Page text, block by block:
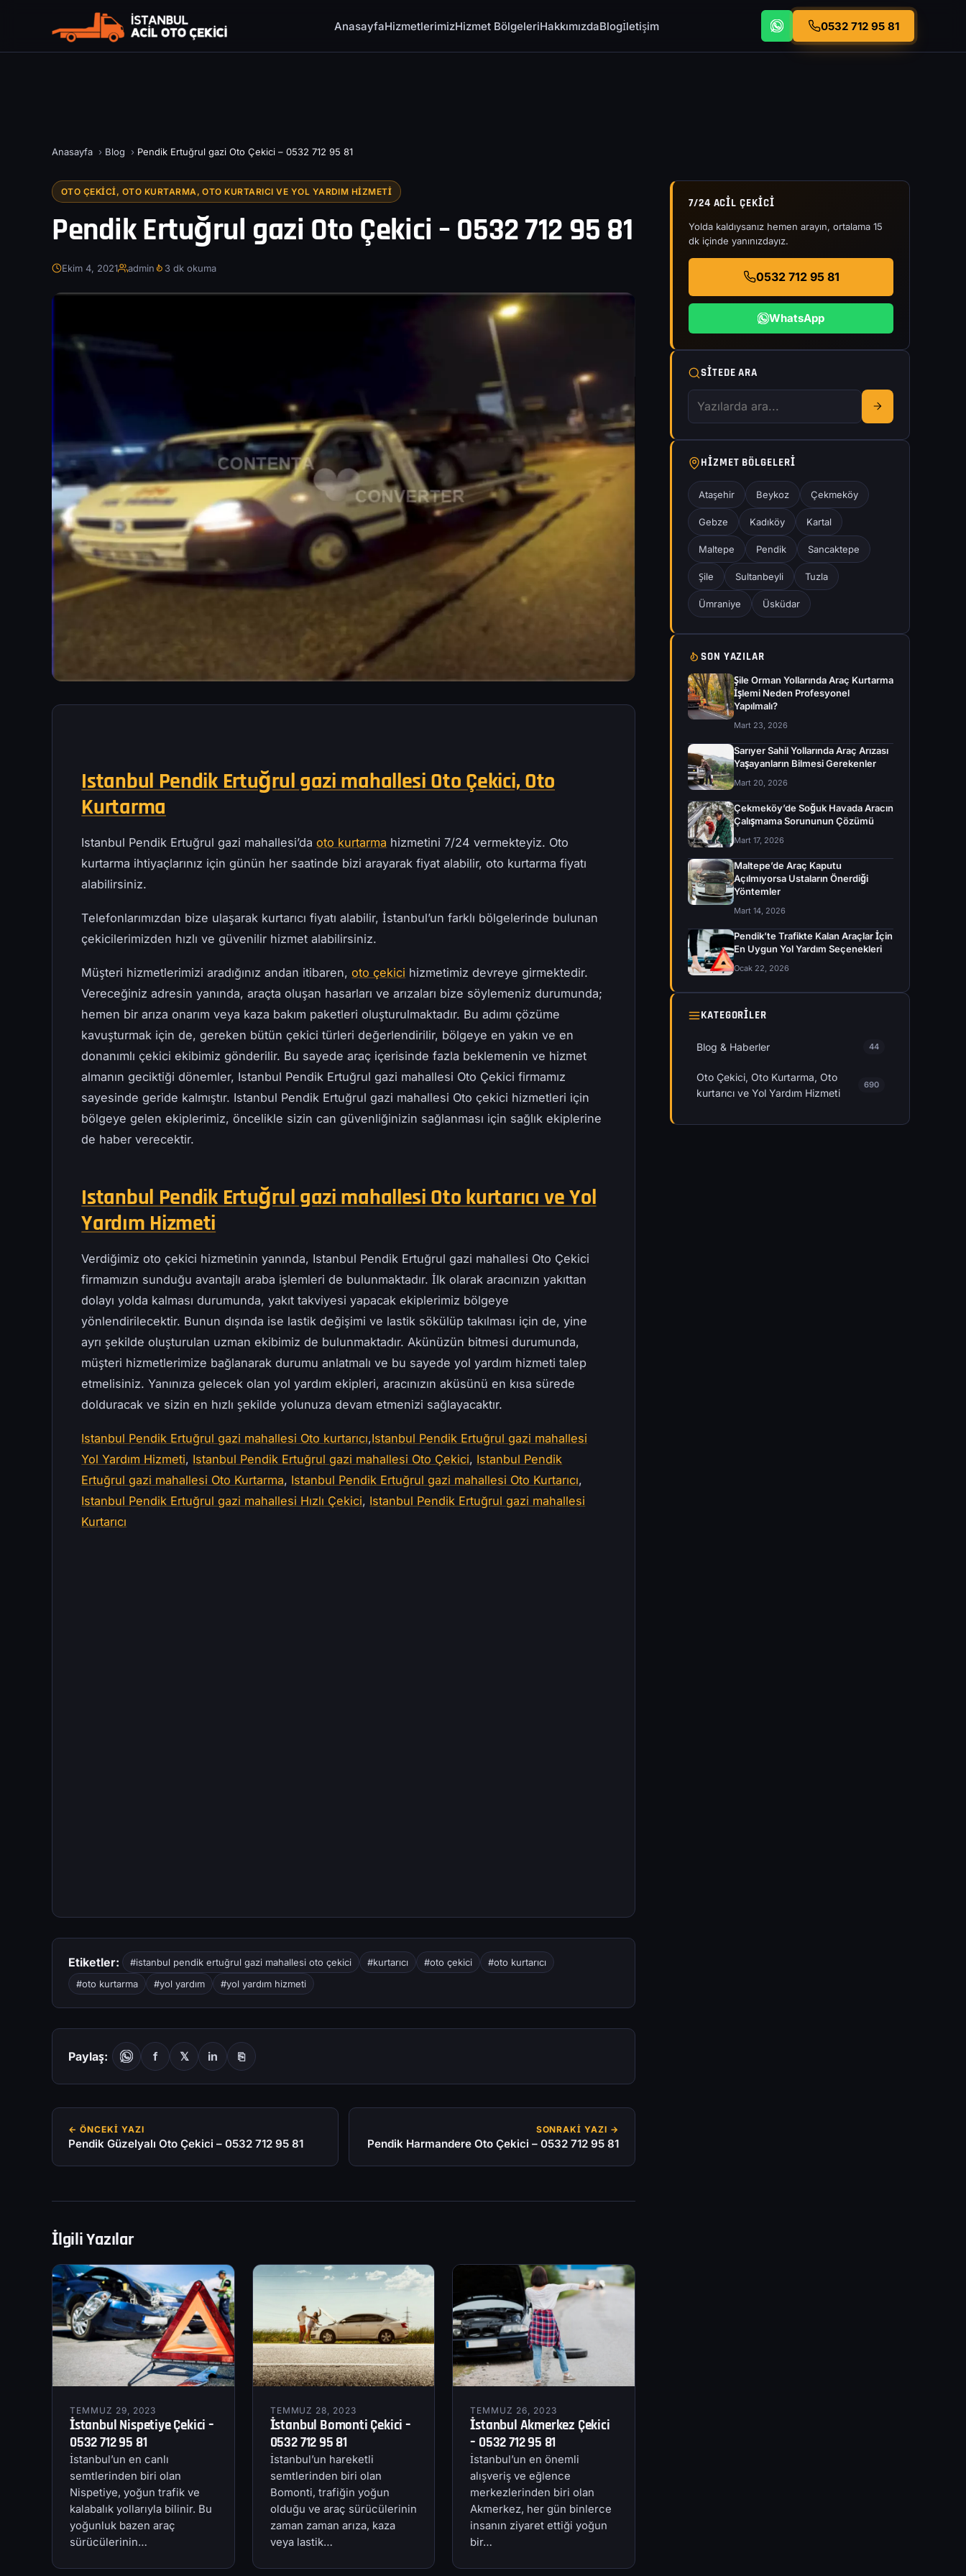
AnasayfaHizmetlerimizHizmet BölgeleriHakkımızdaBlogİletişim 0532 712 95 81
Anasayfa › Blog › Pendik Ertuğrul gazi Oto Çekici – 0532 712 95 81
OTO ÇEKICI, OTO KURTARMA, OTO KURTARICI VE YOL YARDIM HIZMETI
Pendik Ertuğrul gazi Oto Çekici – 0532 712 95 81
Ekim 4, 2021 admin 3 dk okuma
Istanbul Pendik Ertuğrul gazi mahallesi Oto Çekici, Oto
Kurtarma
Istanbul Pendik Ertuğrul gazi mahallesi’daoto kurtarma hizmetini 7/24 vermekteyiz. Oto
kurtarma ihtiyaçlarınız için günün her saatinde bizi arayarak fiyat alabilir, oto kurtarma fiyatı
alabilirsiniz.
Telefonlarımızdan bize ulaşarak kurtarıcı fiyatı alabilir, İstanbul’un farklı bölgelerinde bulunan
çekicilerimizden hızlı ve güvenilir hizmet alabilirsiniz.
Müşteri hizmetlerimizi aradığınız andan itibaren,oto çekici hizmetimiz devreye girmektedir.
Vereceğiniz adresin yanında, araçta oluşan hasarları ve arızaları bize söylemeniz durumunda;
hemen bir arıza onarım veya kaza bakım paketleri oluşturulmaktadır. Bu adımı çözüme
kavuşturmak için de, gereken bütün çekici türleri değerlendirilir, bölgeye en yakın ve en
donanımlı çekici ekibimiz gönderilir. Bu sayede araç içerisinde fazla beklemenin ve hizmet
almanın geciktiği dönemler, Istanbul Pendik Ertuğrul gazi mahallesi Oto Çekici firmamız
sayesinde geride kalmıştır. Istanbul Pendik Ertuğrul gazi mahallesi Oto çekici hizmetleri için
bölgeye gelen ekiplerimiz, öncelikle sizin can güvenliğinizin sağlanması için sağlık ekiplerine
de haber verecektir.
Istanbul Pendik Ertuğrul gazi mahallesi Oto kurtarıcı ve Yol
Yardım Hizmeti
Verdiğimiz oto çekici hizmetinin yanında, Istanbul Pendik Ertuğrul gazi mahallesi Oto Çekici
firmamızın sunduğu avantajlı araba işlemleri de bulunmaktadır. İlk olarak aracınızın yakıttan
dolayı yolda kalması durumunda, yakıt takviyesi yapacak ekiplerimiz bölgeye
yönlendirilecektir. Bunun dışında ise lastik değişimi ve lastik sökülüp takılması için de, yine
ayrı şekilde oluşturulan uzman ekibimiz de bulunmaktadır. Akünüzün bitmesi durumunda,
müşteri hizmetlerimize bağlanarak durumu anlatmalı ve bu sayede yol yardım hizmeti talep
etmelisiniz. Yanınıza gelecek olan yol yardım ekipleri, aracınızın aküsünü en kısa sürede
dolduracak ve sizin en hızlı şekilde yolunuza devam etmenizi sağlayacaktır.
Istanbul Pendik Ertuğrul gazi mahallesi Oto kurtarıcı,Istanbul Pendik Ertuğrul gazi mahallesi
Yol Yardım Hizmeti, Istanbul Pendik Ertuğrul gazi mahallesi Oto Çekici, Istanbul Pendik
Ertuğrul gazi mahallesi Oto Kurtarma, Istanbul Pendik Ertuğrul gazi mahallesi Oto Kurtarıcı,
Istanbul Pendik Ertuğrul gazi mahallesi Hızlı Çekici, Istanbul Pendik Ertuğrul gazi mahallesi
Kurtarıcı
Etiketler: #istanbul pendik ertuğrul gazi mahallesi oto çekici #kurtarıcı #oto çekici
#oto kurtarıcı
#oto kurtarma
#yol yardım #yol yardım hizmeti
Paylaş: f 𝕏 in ⎘
← ÖNCEKI YAZI
Pendik Güzelyalı Oto Çekici – 0532 712 95 81
SONRAKI YAZI →
Pendik Harmandere Oto Çekici – 0532 712 95 81
İlgili Yazılar
TEMMUZ 29, 2023
İstanbul Nispetiye Çekici –
0532 712 95 81
İstanbul’un en canlı
semtlerinden biri olan
Nispetiye, yoğun trafik ve
kalabalık yollarıyla bilinir. Bu
yoğunluk bazen araç
sürücülerinin…
TEMMUZ 28, 2023
İstanbul Bomonti Çekici –
0532 712 95 81
İstanbul’un hareketli
semtlerinden biri olan
Bomonti, trafiğin yoğun
olduğu ve araç sürücülerinin
zaman zaman arıza, kaza
veya lastik…
TEMMUZ 26, 2023
İstanbul Akmerkez Çekici
– 0532 712 95 81
İstanbul’un en önemli
alışveriş ve eğlence
merkezlerinden biri olan
Akmerkez, her gün binlerce
insanın ziyaret ettiği yoğun
bir…
7/24 ACIL ÇEKICI
Yolda kaldıysanız hemen arayın, ortalama 15
dk içinde yanınızdayız.
0532 712 95 81
WhatsApp
SITEDE ARA
HIZMET BÖLGELERI
Ataşehir Beykoz Çekmeköy
Gebze Kadıköy Kartal
Maltepe Pendik Sancaktepe
Şile Sultanbeyli Tuzla
Ümraniye Üsküdar
SON YAZILAR
Şile Orman Yollarında Araç Kurtarma
İşlemi Neden Profesyonel
Yapılmalı?
Mart 23, 2026
Sarıyer Sahil Yollarında Araç Arızası
Yaşayanların Bilmesi Gerekenler
Mart 20, 2026
Çekmeköy’de Soğuk Havada Aracın
Çalışmama Sorununun Çözümü
Mart 17, 2026
Maltepe’de Araç Kaputu
Açılmıyorsa Ustaların Önerdiği
Yöntemler
Mart 14, 2026
Pendik’te Trafikte Kalan Araçlar İçin
En Uygun Yol Yardım Seçenekleri
Ocak 22, 2026
KATEGORILER
Blog & Haberler 44
Oto Çekici, Oto Kurtarma, Oto
kurtarıcı ve Yol Yardım Hizmeti
690